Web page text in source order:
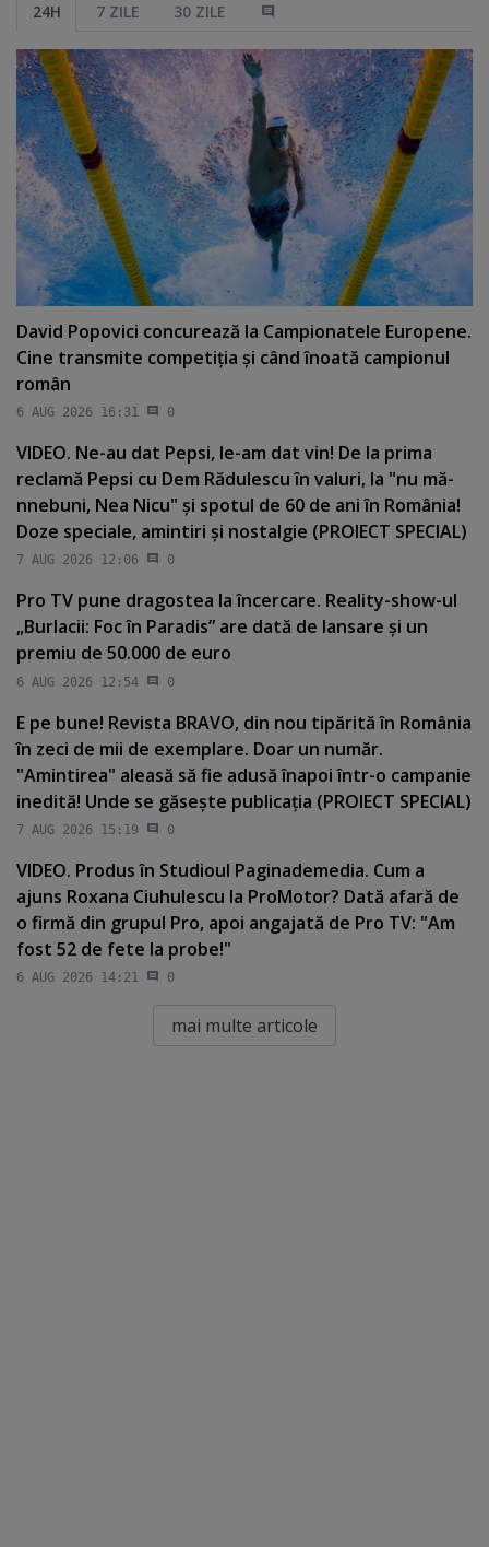
24H 7 ZILE 30 ZILE
David Popovici concurează la Campionatele Europene.
Cine transmite competiţia şi când înoată campionul
român
6 AUG 2026 16:31 0
VIDEO. Ne-au dat Pepsi, le-am dat vin! De la prima
reclamă Pepsi cu Dem Rădulescu în valuri, la "nu mă-
nnebuni, Nea Nicu" şi spotul de 60 de ani în România!
Doze speciale, amintiri şi nostalgie (PROIECT SPECIAL)
7 AUG 2026 12:06 0
Pro TV pune dragostea la încercare. Reality-show-ul
„Burlacii: Foc în Paradis” are dată de lansare şi un
premiu de 50.000 de euro
6 AUG 2026 12:54 0
E pe bune! Revista BRAVO, din nou tipărită în România
în zeci de mii de exemplare. Doar un număr.
"Amintirea" aleasă să fie adusă înapoi într-o campanie
inedită! Unde se găseşte publicaţia (PROIECT SPECIAL)
7 AUG 2026 15:19 0
VIDEO. Produs în Studioul Paginademedia. Cum a
ajuns Roxana Ciuhulescu la ProMotor? Dată afară de
o firmă din grupul Pro, apoi angajată de Pro TV: "Am
fost 52 de fete la probe!"
6 AUG 2026 14:21 0
mai multe articole